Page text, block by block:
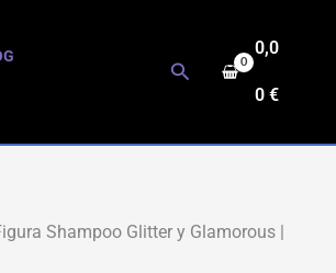
Buscar
0,0
0€
Shampoo Glitter y Glamorous |